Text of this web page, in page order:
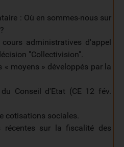
: Où en sommes-nous sur
administratives d'appel
"Collectivision".
« moyens » développés par la
Conseil d'Etat (CE 12 fév.
cotisations sociales.
récentes sur la fiscalité des